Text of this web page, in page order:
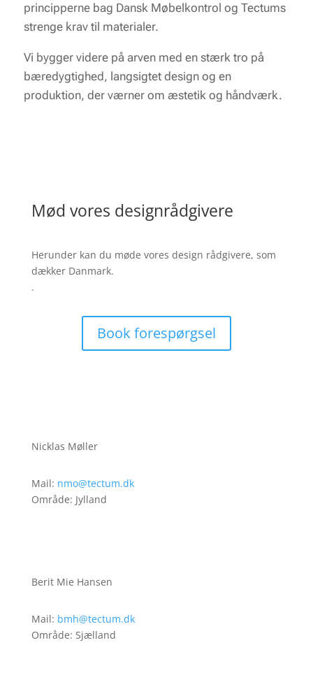
principperne bag Dansk Møbelkontrol og Tectums
strenge krav til materialer.
Vi bygger videre på arven med en stærk tro på
bæredygtighed, langsigtet design og en
produktion, der værner om æstetik og håndværk.
Mød vores designrådgivere
Herunder kan du møde vores design rådgivere, som
dækker Danmark.
.
Book forespørgsel
Nicklas Møller
Mail: nmo@tectum.dk
Område: Jylland
Berit Mie Hansen
Mail: bmh@tectum.dk
Område: Sjælland